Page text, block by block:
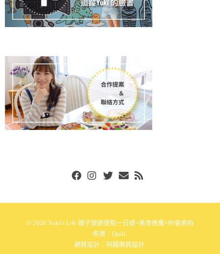
© 2026 Yuki's Life 親子旅遊景點一日遊×美食推薦×約會美拍
佈景： Quill.
網頁設計： 阿腸網頁設計.